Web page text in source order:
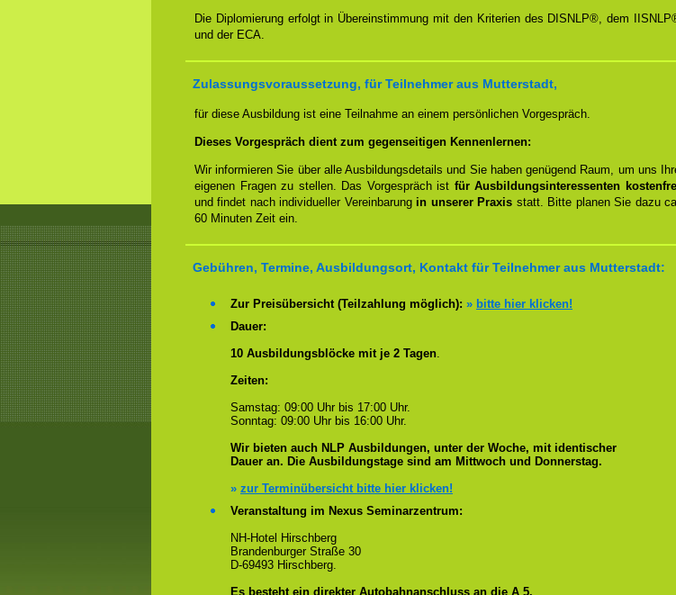
Die Diplomierung erfolgt in Übereinstimmung mit den Kriterien des DISNLP®, dem
und der ECA.
Zulassungsvoraussetzung, für Teilnehmer aus Mutterstadt,
für diese Ausbildung ist eine Teilnahme an einem persönlichen Vorgespräch.
Dieses Vorgespräch dient zum gegenseitigen Kennenlernen:
Wir informieren Sie über alle Ausbildungsdetails und Sie haben genügend Raum, um uns
eigenen Fragen zu stellen. Das Vorgespräch ist für Ausbildungsinteressenten
und findet nach individueller Vereinbarung in unserer Praxis statt. Bitte planen Sie dazu
60 Minuten Zeit ein.
Gebühren, Termine, Ausbildungsort, Kontakt für Teilnehmer aus Mutterstadt:
Zur Preisübersicht (Teilzahlung möglich): » bitte hier klicken!
Dauer:
10 Ausbildungsblöcke mit je 2 Tagen.
Zeiten:
Samstag: 09:00 Uhr bis 17:00 Uhr.
Sonntag: 09:00 Uhr bis 16:00 Uhr.
Wir bieten auch NLP Ausbildungen, unter der Woche, mit identischer
Dauer an. Die Ausbildungstage sind am Mittwoch und Donnerstag.
» zur Terminübersicht bitte hier klicken!
Veranstaltung im Nexus Seminarzentrum:
NH-Hotel Hirschberg
Brandenburger Straße 30
D-69493 Hirschberg.
Es besteht ein direkter Autobahnanschluss an die A 5.